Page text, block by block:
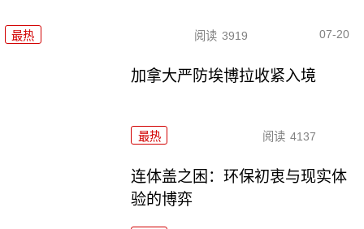
最热 阅读 3919 07-20
加拿大严防埃博拉收紧入境
最热 阅读 4137
连体盖之困：环保初衷与现实体
验的博弈